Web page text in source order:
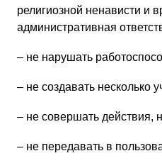
религиозной ненависти и
административная
– не нарушать
– не создавать несколько
– не совершать действия,
– не передавать в